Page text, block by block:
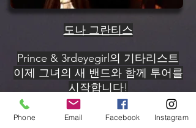
도나 그란티스
Prince & 3rdeyegirl의 기타리스트
이제 그녀의 새 밴드와 함께 투어를
시작합니다!
Phone Email Facebook Instagram